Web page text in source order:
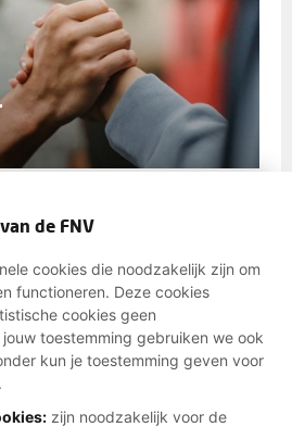
je graag
werk, inkomen en
de FNV
cookies die noodzakelijk zijn om
functioneren. Deze cookies
cookies geen
toestemming gebruiken we ook
kun je toestemming geven voor
zijn noodzakelijk voor de